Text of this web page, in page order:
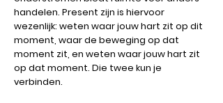
handelen. Present zijn is hiervoor
wezenlijk: weten waar jouw hart zit op dit
moment, waar de beweging op dat
moment zit, en weten waar jouw hart zit
op dat moment. Die twee kun je
verbinden.